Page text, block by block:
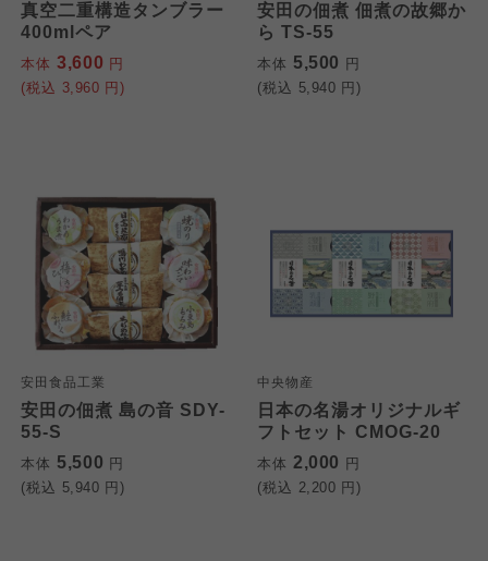
真空二重構造タンブラー
400mlペア
本体 3,600 円
(税込 3,960 円)
安田の佃煮 佃煮の故郷か
ら TS-55
本体 5,500 円
(税込 5,940 円)
安田食品工業
安田の佃煮 島の音 SDY-
55-S
本体 5,500 円
(税込 5,940 円)
中央物産
日本の名湯オリジナルギ
フトセット CMOG-20
本体 2,000 円
(税込 2,200 円)